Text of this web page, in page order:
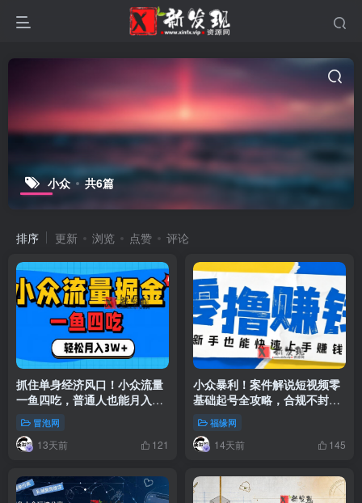
小众 共6篇
排序 更新 浏览 点赞 评论
抓住单身经济风口！小众流量
一鱼四吃，普通人也能月入
3W+冒泡网
13天前 121
小众暴利！案件解说短视频零
基础起号全攻略，合规不封号
新手也能快速上手月入千元
福缘网
14天前 145